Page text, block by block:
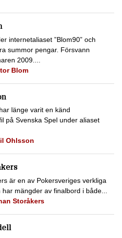
internetaliaset ”Blom90” och
summor pengar. Försvann
2009....
Blom
länge varit en känd
på Svenska Spel under aliaset
Ohlsson
är en av Pokersveriges verkliga
mängder av finalbord i både...
Storåkers